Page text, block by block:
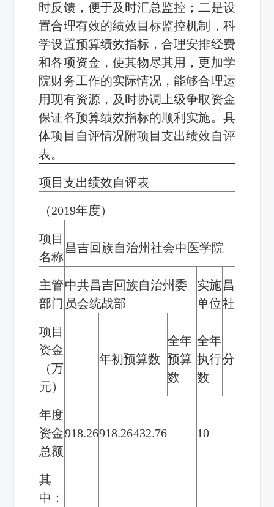
时反馈，便于及时汇总监控；二是设
置合理有效的绩效目标监控机制，科
学设置预算绩效指标，合理安排经费
和各项资金，使其物尽其用，更加学
院财务工作的实际情况，能够合理运
用现有资源，及时协调上级争取资金
保证各预算绩效指标的顺利实施。具
体项目自评情况附项目支出绩效自评
表。
项目支出绩效自评表
（2019年度）
项目
名称
昌吉回族自治州社会中医学院
主管
部门
中共昌吉回族自治州委
员会统战部
实施
单位
昌吉回
社会中
项目
资金
（万
元）
年初预算数
全年
预算
数
全年
执行
数
分值
年度
资金
总额
918.26918.26432.76 10
其
中：